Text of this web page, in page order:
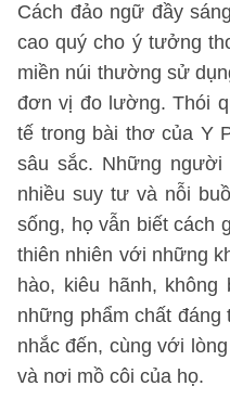
Cách đảo ngữ đầy
cao quý cho ý tưởng
miền núi thường sử
đơn vị đo lường. Thói
tế trong bài thơ của Y
sâu sắc. Những
nhiều suy tư và nỗi
sống, họ vẫn biết cách
thiên nhiên với những
hào, kiêu hãnh,
những phẩm chất
nhắc đến, cùng với
và nơi mồ côi của họ.